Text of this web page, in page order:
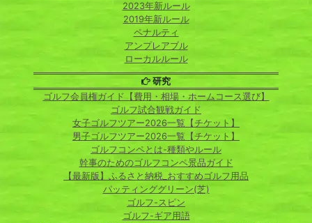
2023年新ルール
2019年新ルール
ペナルティ
アンプレアブル
ローカルルール
研究
ゴルフ会員権ガイド【費用・相場・ホームコース選び】
ゴルフ試合観戦ガイド
女子ゴルフツアー2026一覧【チケット】
男子ゴルフツアー2026一覧【チケット】
ゴルフコンペとは-種類やルール
幹事のためのゴルフコンペ景品ガイド
【最新版】ふるさと納税_おすすめゴルフ用品
パッティンググリーン(芝)
ゴルフ-スピン
ゴルフ-ギア用語